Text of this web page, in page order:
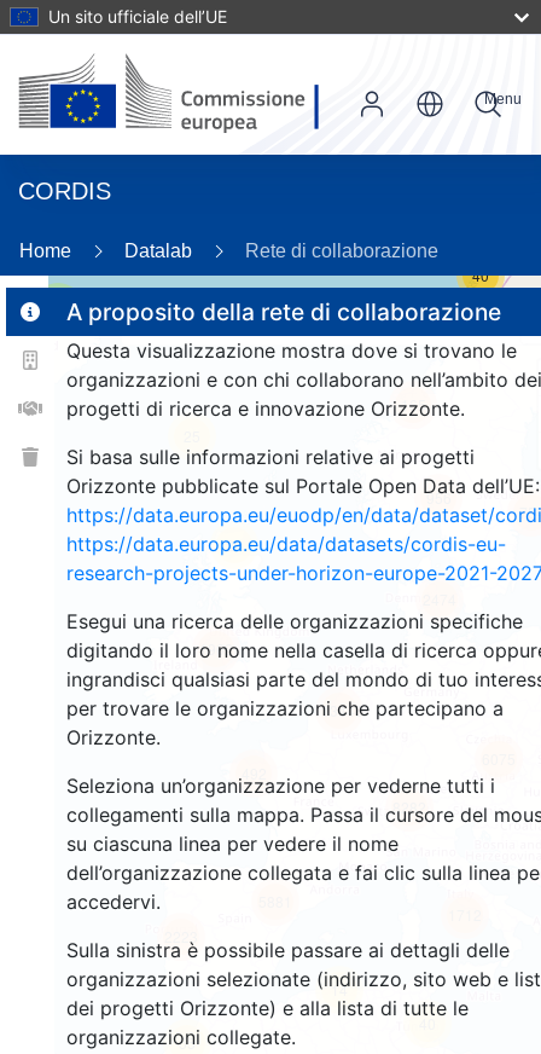
Un sito ufficiale dell’UE
CORDIS
Menu
Home Datalab Rete di collaborazione
A proposito della rete di collaborazione
Questa visualizzazione mostra dove si trovano le
organizzazioni e con chi collaborano nell’ambito dei
progetti di ricerca e innovazione Orizzonte.
Si basa sulle informazioni relative ai progetti
Orizzonte pubblicate sul Portale Open Data dell’UE:
https://data.europa.eu/euodp/en/data/dataset/
https://data.europa.eu/data/datasets/cordis-eu-
research-projects-under-horizon-europe-2021-2027
Esegui una ricerca delle organizzazioni specifiche
digitando il loro nome nella casella di ricerca
ingrandisci qualsiasi parte del mondo di tuo
per trovare le organizzazioni che partecipano a
Orizzonte.
Seleziona un’organizzazione per vederne tutti i
collegamenti sulla mappa. Passa il cursore del
su ciascuna linea per vedere il nome
dell’organizzazione collegata e fai clic sulla linea
accedervi.
Sulla sinistra è possibile passare ai dettagli delle
organizzazioni selezionate (indirizzo, sito web e
dei progetti Orizzonte) e alla lista di tutte le
organizzazioni collegate.
29
40
55
14
165
956
1962
8282
13448